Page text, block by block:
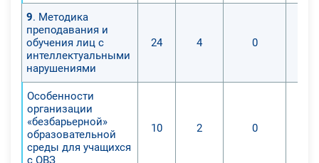
9. Методика
преподавания и
обучения лиц с
интеллектуальными
нарушениями
24 4 0
Особенности
организации
«безбарьерной»
образовательной
среды для учащихся
с ОВЗ
10 2 0